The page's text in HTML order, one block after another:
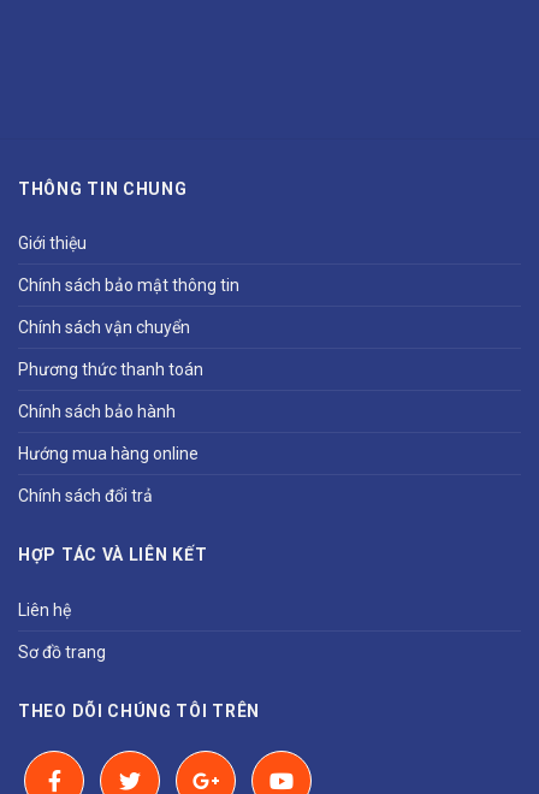
THÔNG TIN CHUNG
Giới thiệu
Chính sách bảo mật thông tin
Chính sách vận chuyển
Phương thức thanh toán
Chính sách bảo hành
Hướng mua hàng online
Chính sách đổi trả
HỢP TÁC VÀ LIÊN KẾT
Liên hệ
Sơ đồ trang
THEO DÕI CHÚNG TÔI TRÊN